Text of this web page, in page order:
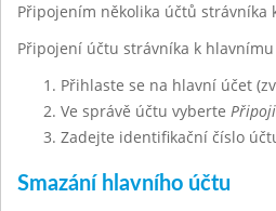
Připojením několika účtů
Připojení účtu strávníka k
Přihlaste se na hlavní účet
Ve správě účtu vyberte
Zadejte identifikační číslo
Smazání hlavního účtu